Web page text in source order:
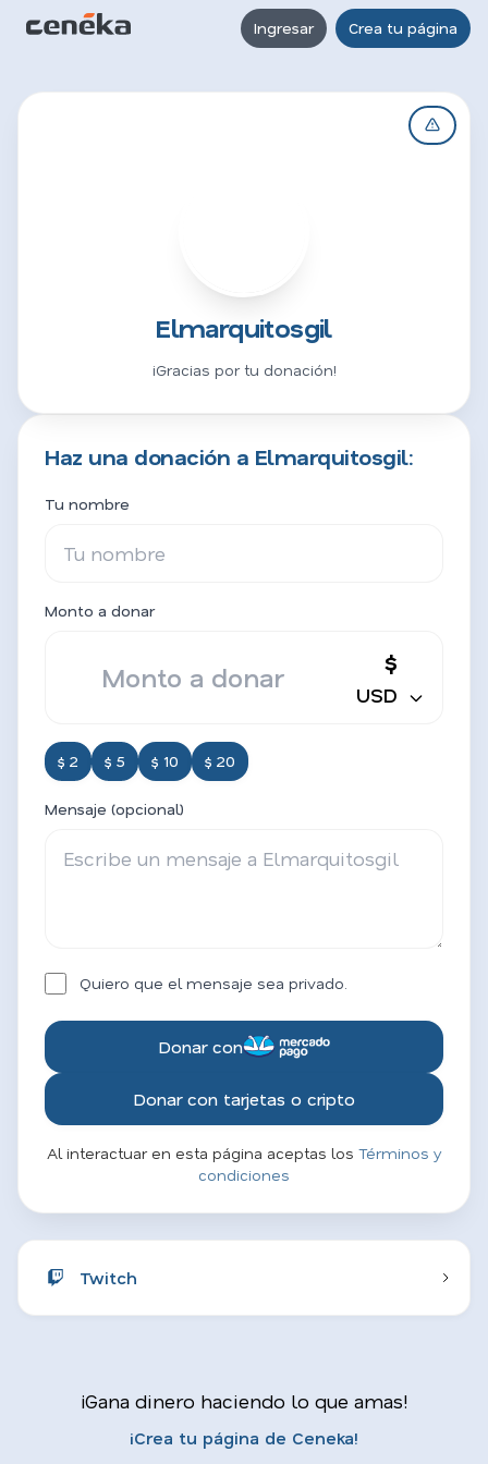
Ingresar Crea tu página
Elmarquitosgil
¡Gracias por tu donación!
Haz una donación a Elmarquitosgil:
Tu nombre
Monto a donar
$
USD
$ 2 $ 5 $ 10 $ 20
Mensaje (opcional)
Quiero que el mensaje sea privado.
Donar con
Donar con tarjetas o cripto
Al interactuar en esta página aceptas los Términos y
condiciones
Twitch
¡Gana dinero haciendo lo que amas!
¡Crea tu página de Ceneka!